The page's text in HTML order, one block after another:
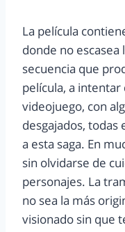
La película
donde no escasea
secuencia que
película, a intentar
videojuego, con
desgajados, todas
a esta saga. En
sin olvidarse de
personajes. La
no sea la más
visionado sin que